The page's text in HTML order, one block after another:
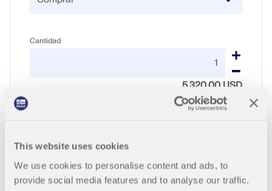
This website uses cookies
We use cookies to personalise content and ads, to
provide social media features and to analyse our traffic.
Cantidad
5.320,00 USD
+900,00 USD